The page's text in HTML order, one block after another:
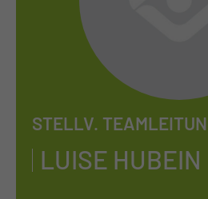
STELLV.
LUI­SE HUB­EIN